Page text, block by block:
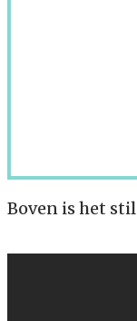
Boven is het stil